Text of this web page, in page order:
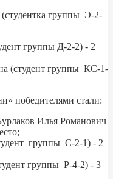
группы Э-2-
группы Д-2-2) - 2
(студент группы КС-1-
победителями стали:
Илья Романович
группы С-2-1) - 2
группы Р-4-2) - 3